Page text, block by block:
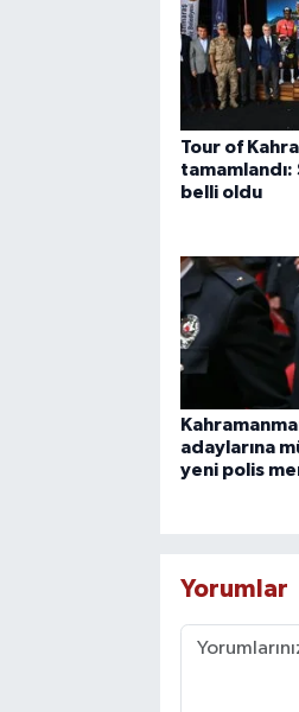
Tour of
belli oldu
adaylarına
yeni polis
Yorumlar